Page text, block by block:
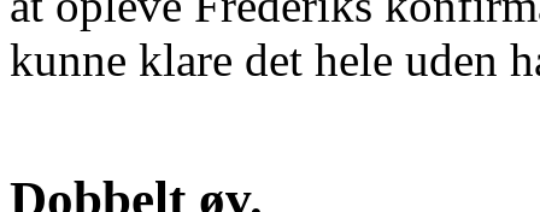
kunne klare det hele uden
Dobbelt øv.